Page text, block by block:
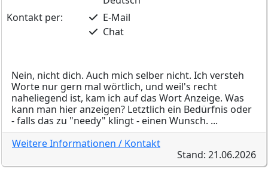
Kontakt per:
E-Mail
Chat
Nein, nicht dich. Auch mich selber nicht. Ich versteh
Worte nur gern mal wörtlich, und weil's recht
naheliegend ist, kam ich auf das Wort Anzeige. Was
kann man hier anzeigen? Letztlich ein Bedürfnis oder
- falls das zu "needy" klingt - einen Wunsch. ...
Weitere Informationen / Kontakt
Stand: 21.06.2026